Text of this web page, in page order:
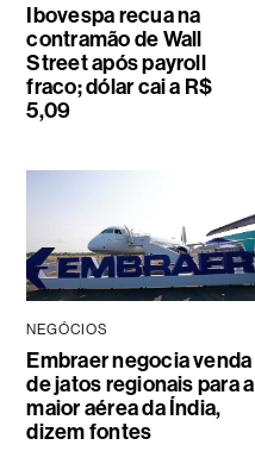
Ibovespa recua na
contramão de Wall
Street após payroll
fraco; dólar cai a R$
5,09
NEGÓCIOS
Embraer negocia venda
de jatos regionais para a
maior aérea da Índia,
dizem fontes